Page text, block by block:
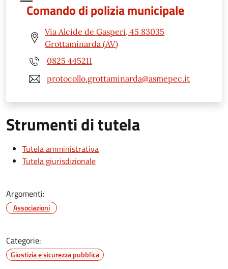
Comando di polizia municipale
Via Alcide de Gasperi, 45 83035
Grottaminarda (AV)
0825 445211
protocollo.grottaminarda@asmepec.it
Strumenti di tutela
Tutela amministrativa
Tutela giurisdizionale
Argomenti:
Associazioni
Categorie:
Giustizia e sicurezza pubblica